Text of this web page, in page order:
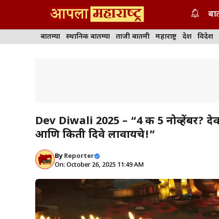
content
बातम्या स्थानिक बातम्या ताजी बातमी महाराष्ट्र देश विदेश
Dev Diwali 2025 – “4 की 5 नोव्हेंबर?
आणि किती दिवे लावायचे!”
By Reporter
On: October 26, 2025 11:49 AM